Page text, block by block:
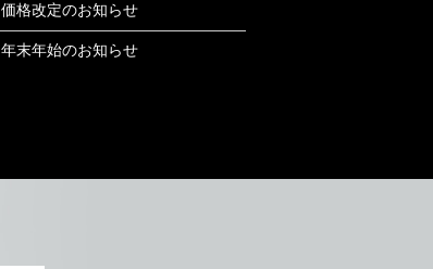
価格改定のお知らせ
年末年始のお知らせ